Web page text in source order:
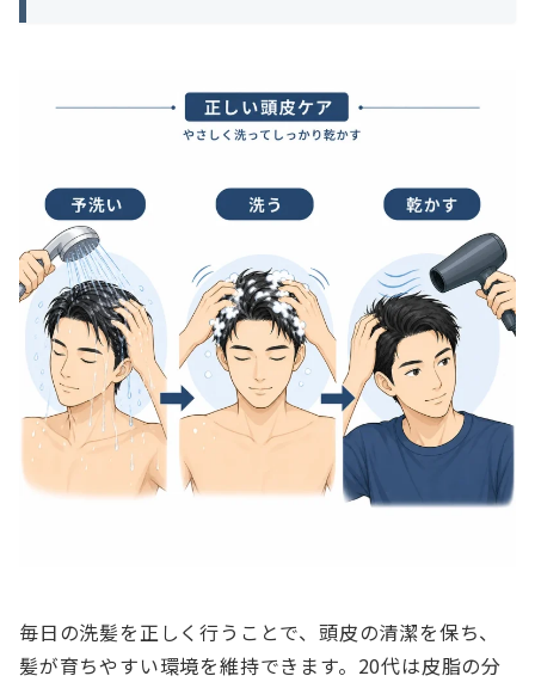
毎日の洗髪を正しく行うことで、頭皮の清潔を保ち、
髪が育ちやすい環境を維持できます。20代は皮脂の分